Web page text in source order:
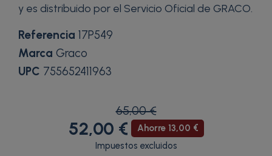
y es distribuido por el Servicio Oficial de GRACO.
Referencia 17P549
Marca Graco
UPC 755652411963
65,00 €
52,00 €
Ahorre 13,00 €
Impuestos excluidos